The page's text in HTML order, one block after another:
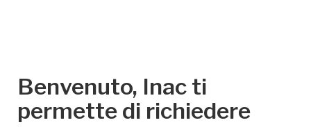
Benvenuto, Inac ti
permette di richiedere